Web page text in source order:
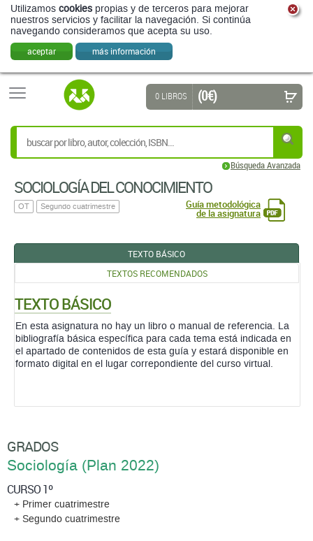
Utilizamos cookies propias y de terceros para mejorar
nuestros servicios y facilitar la navegación. Si continúa
navegando consideramos que acepta su uso.
aceptar más información
Búsqueda Avanzada
0 LIBROS (0 €)
SOCIOLOGÍA DEL CONOCIMIENTO
OT Segundo cuatrimestre Guía metodológica
de la asignatura
TEXTO BÁSICO
TEXTOS RECOMENDADOS
TEXTO BÁSICO
En esta asignatura no hay un libro o manual de referencia. La
bibliografía básica específica para cada tema está indicada en
el apartado de contenidos de esta guía y estará disponible en
formato digital en el lugar correpondiente del curso virtual.
GRADOS
Sociología (Plan 2022)
CURSO 1º
+ Primer cuatrimestre
+ Segundo cuatrimestre